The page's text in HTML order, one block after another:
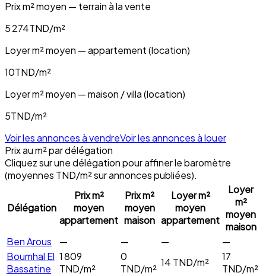
Prix m² moyen — terrain à la vente
5 274TND/m²
Loyer m² moyen — appartement (location)
10TND/m²
Loyer m² moyen — maison / villa (location)
5TND/m²
Voir les annonces à vendreVoir les annonces à louer
Prix au m² par délégation
Cliquez sur une délégation pour affiner le baromètre
(moyennes TND/m² sur annonces publiées).
Délégation
Prix m²
moyen
appartement
Prix m²
moyen
maison
Loyer m²
moyen
appartement
Loyer
m²
moyen
maison
Ben Arous
— — —
—
Boumhal El
Bassatine
1 809
TND/m²
0
TND/m²
14 TND/m²
17
TND/m²